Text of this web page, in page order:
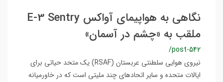
نگاهی به هواپیمای آواکس E-3 Sentry
ملقب به «چشم در آسمان»
/post-542
نیروی هوایی سلطنتی عربستان (RSAF) یک متحد حیاتی برای
ایالات متحده و سایر اتحادهای چند ملیتی است که در خاورمیانه